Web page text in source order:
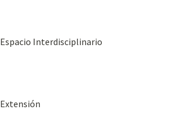
Espacio Interdisciplinario
Extensión